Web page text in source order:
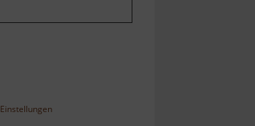
Einstellungen